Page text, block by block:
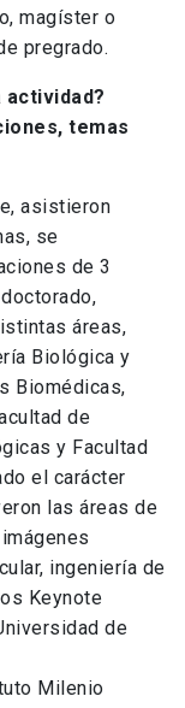
magíster o
pregrado.
actividad?
temas
asistieron
se
de 3
áreas,
Biológica y
Biomédicas,
de
y Facultad
el carácter
las áreas de
ingeniería de
Keynote
de
Milenio